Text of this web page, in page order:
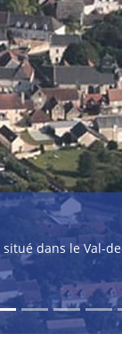
dans le Val-